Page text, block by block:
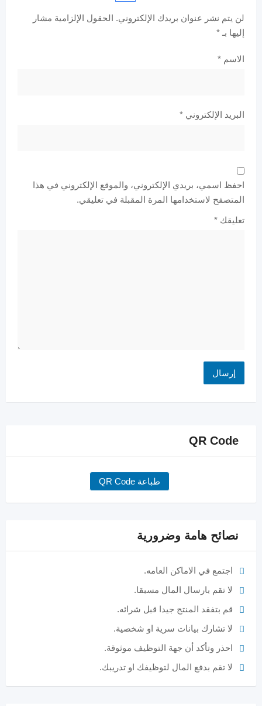
لن يتم نشر عنوان بريدك الإلكتروني. الحقول الإلزامية مشار
إليها بـ *
الاسم *
البريد الإلكتروني *
احفظ اسمي، بريدي الإلكتروني، والموقع الإلكتروني في هذا
المتصفح لاستخدامها المرة المقبلة في تعليقي.
تعليقك *
QR Code
طباعة QR Code
نصائح هامة وضرورية
اجتمع في الاماكن العامه.
لا تقم بارسال المال مسبقا.
قم بتفقد المنتج جيدا قبل شرائه.
لا تشارك بيانات سرية او شخصية.
احذر وتأكد أن جهة التوظيف موثوقة.
لا تقم بدفع المال لتوظيفك او تدريبك.